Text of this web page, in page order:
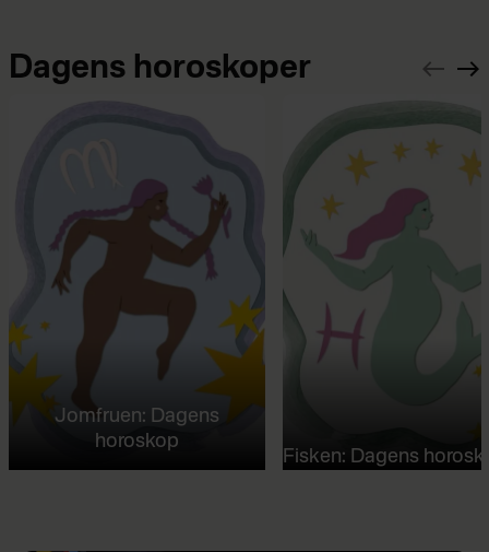
Dagens horoskoper
Jomfruen: Dagens
horoskop
Fisken: Dagens